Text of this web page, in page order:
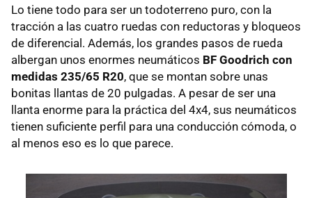
Lo tiene todo para ser un todoterreno puro, con la
tracción a las cuatro ruedas con reductoras y bloqueos
de diferencial. Además, los grandes pasos de rueda
albergan unos enormes neumáticos BF Goodrich con
medidas 235/65 R20, que se montan sobre unas
bonitas llantas de 20 pulgadas. A pesar de ser una
llanta enorme para la práctica del 4x4, sus neumáticos
tienen suficiente perfil para una conducción cómoda, o
al menos eso es lo que parece.